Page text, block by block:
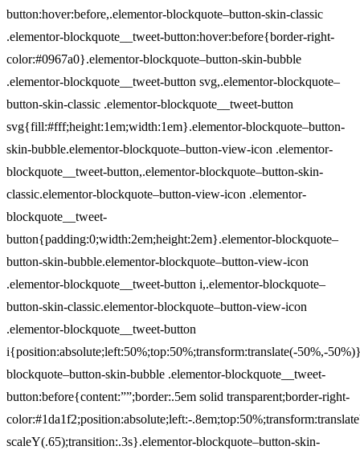
button:hover:before,.elementor-blockquote–button-skin-classic
.elementor-blockquote__tweet-button:hover:before{border-right-
color:#0967a0}.elementor-blockquote–button-skin-bubble
.elementor-blockquote__tweet-button svg,.elementor-blockquote–
button-skin-classic .elementor-blockquote__tweet-button
svg{fill:#fff;height:1em;width:1em}.elementor-blockquote–button-
skin-bubble.elementor-blockquote–button-view-icon .elementor-
blockquote__tweet-button,.elementor-blockquote–button-skin-
classic.elementor-blockquote–button-view-icon .elementor-
blockquote__tweet-
button{padding:0;width:2em;height:2em}.elementor-blockquote–
button-skin-bubble.elementor-blockquote–button-view-icon
.elementor-blockquote__tweet-button i,.elementor-blockquote–
button-skin-classic.elementor-blockquote–button-view-icon
.elementor-blockquote__tweet-button
i{position:absolute;left:50%;top:50%;transform:translate(-50%,-
blockquote–button-skin-bubble .elementor-blockquote__tweet-
button:before{content:””;border:.5em solid transparent;border-right-
color:#1da1f2;position:absolute;left:-
scaleY(.65);transition:.3s}.elementor-blockquote–button-skin-